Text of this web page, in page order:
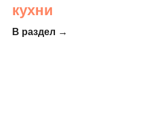
кухни
В раздел →